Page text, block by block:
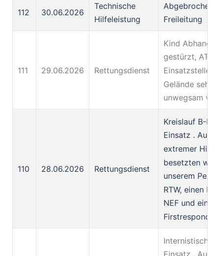
112 30.06.2026
Technische
Hilfeleistung
Freileitung
111 29.06.2026 Rettungsdienst
Kind Abhang
gestürzt, ATV
Einsatzstelle
Gelände sehr
unwegsam war
110 28.06.2026 Rettungsdienst
Kreislauf B-
Einsatz . Auf
extremer Hitze
besetzten wir
unserem
RTW, einen
NEF und ein
Internistisch